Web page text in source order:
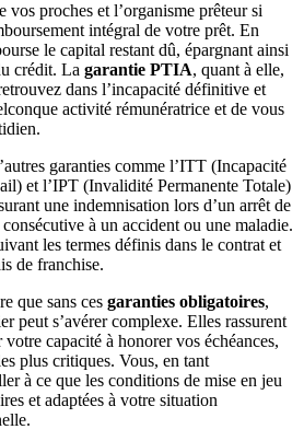
vos proches et l’organisme prêteur si
intégral de votre prêt. En
le capital restant dû, épargnant ainsi
crédit. La garantie PTIA, quant à elle,
dans l’incapacité définitive et
activité rémunératrice et de vous
garanties comme l’ITT (Incapacité
et l’IPT (Invalidité Permanente Totale)
une indemnisation lors d’un arrêt de
à un accident ou une maladie.
les termes définis dans le contrat et
de franchise.
que sans ces garanties obligatoires,
peut s’avérer complexe. Elles rassurent
votre capacité à honorer vos échéances,
plus critiques. Vous, en tant
à ce que les conditions de mise en jeu
et adaptées à votre situation